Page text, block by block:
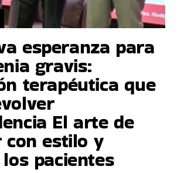
esperanza para
gravis:
terapéutica que
El arte de
estilo y
pacientes